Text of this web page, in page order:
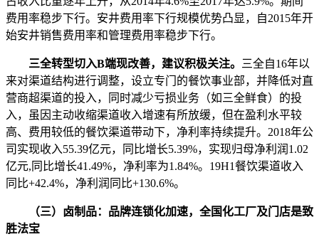
费用率稳步下行。安井费用率下行规模优势凸显，自2015年开
始安井销售费用率和管理费用率稳步下行。
三全转型切入B端现改善，建议积极关注。 三全自16年以
来对渠道结构进行调整，设立专门的餐饮事业部，并降低对直
营商超渠道的投入，同时减少亏损业务（如三全鲜食）的投
入，虽因主动收缩渠道收入增速有所放缓，但在盈利水平较
高、费用较低的餐饮渠道带动下，净利率持续提升。2018年公
司实现收入55.39亿元，同比增长5.39%，实现归母净利润1.02
亿元,同比增长41.49%，净利率为1.84%。19H1餐饮渠道收入
同比+42.4%，净利润同比+130.6%。
（三）卤制品：品牌连锁化加速，全国化工厂及门店是致
胜法宝